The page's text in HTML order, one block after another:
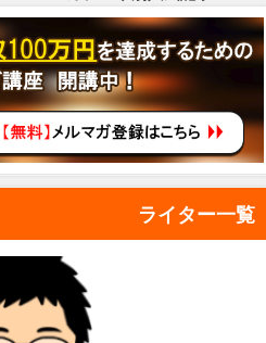
ライター一覧